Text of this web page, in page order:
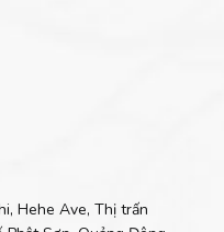
Hehe Ave, Thị trấn